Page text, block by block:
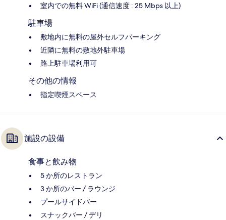
室内での無料 WiFi (通信速度 : 25 Mbps 以上)
駐車場
敷地内に無料の屋外セルフパーキング
近隣に無料の敷地外駐車場
路上駐車場利用可
その他の情報
指定喫煙スペース
施設の設備
食事と飲み物
5 か所のレストラン
3 か所のバー / ラウンジ
プールサイドバー
スナックバー / デリ